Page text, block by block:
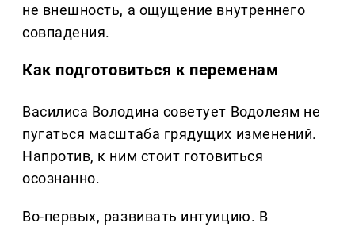
не внешность, а ощущение внутреннего
совпадения.
Как подготовиться к переменам
Василиса Володина советует Водолеям не
пугаться масштаба грядущих изменений.
Напротив, к ним стоит готовиться
осознанно.
Во-первых, развивать интуицию. В